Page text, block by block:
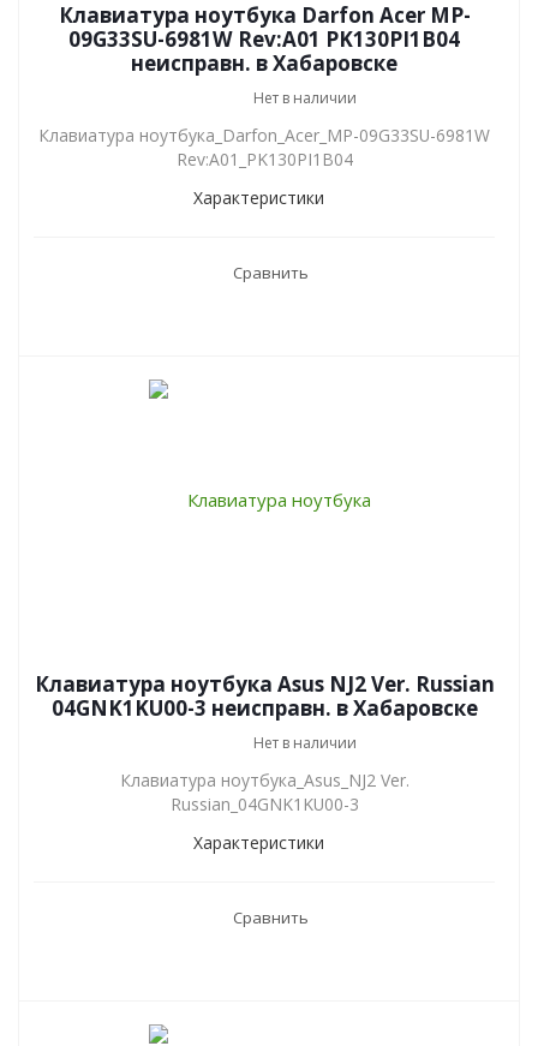
Клавиатура ноутбука Darfon Acer MP-
09G33SU-6981W Rev:A01 PK130PI1B04
неисправн. в Хабаровске
Нет в наличии
Клавиатура ноутбука_Darfon_Acer_MP-09G33SU-6981W
Rev:A01_PK130PI1B04
Характеристики
Сравнить
Клавиатура ноутбука Asus NJ2 Ver. Russian
04GNK1KU00-3 неисправн. в Хабаровске
Нет в наличии
Клавиатура ноутбука_Asus_NJ2 Ver.
Russian_04GNK1KU00-3
Характеристики
Сравнить